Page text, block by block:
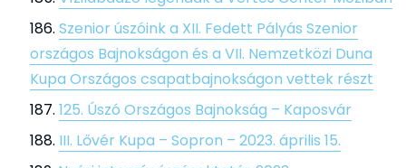
Szenior úszóink a XII. Fedett Pályás Szenior
országos Bajnokságon és a VII. Nemzetközi Duna
Kupa Országos csapatbajnokságon vettek részt
125. Úszó Országos Bajnokság – Kaposvár
III. Lővér Kupa – Sopron – 2023. április 15.